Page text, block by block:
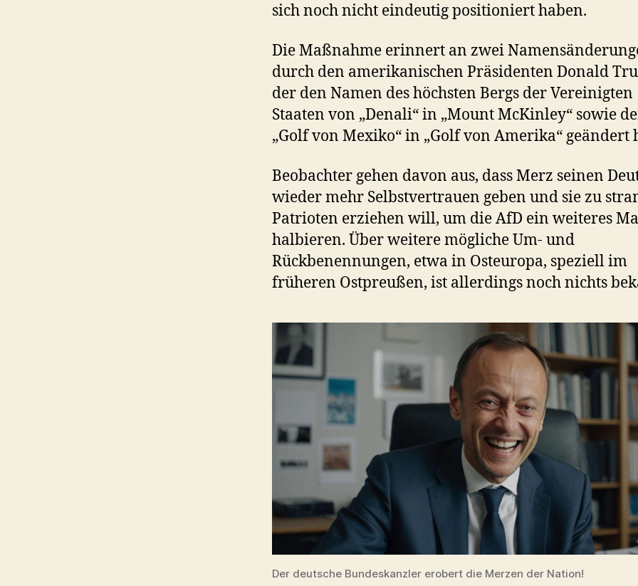
sich noch nicht eindeutig positioniert haben.
Die Maßnahme erinnert an zwei
durch den amerikanischen Präsidenten Donald
der den Namen des höchsten Bergs der Vereinigten
Staaten von „Denali“ in „Mount McKinley“ sowie
„Golf von Mexiko“ in „Golf von Amerika“ geändert
Beobachter gehen davon aus, dass Merz seinen
wieder mehr Selbstvertrauen geben und sie zu
Patrioten erziehen will, um die AfD ein weiteres
halbieren. Über weitere mögliche Um- und
Rückbenennungen, etwa in Osteuropa, speziell im
früheren Ostpreußen, ist allerdings noch nichts
Der deutsche Bundeskanzler erobert die Merzen der Nation!